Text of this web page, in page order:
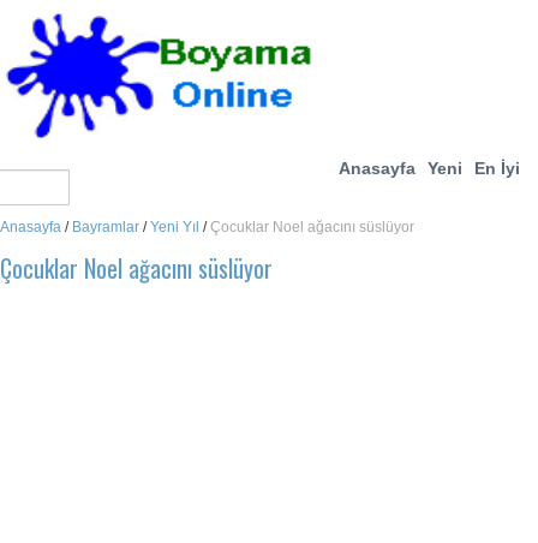
Anasayfa Yeni En İyi
Anasayfa / Bayramlar /Yeni Yıl /Çocuklar Noel ağacını süslüyor
Çocuklar Noel ağacını süslüyor